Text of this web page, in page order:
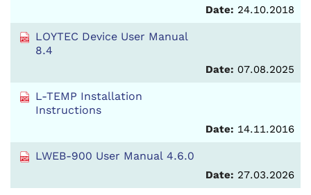
Date: 24.10.2018
LOYTEC Device User Manual
8.4
Date: 07.08.2025
L-TEMP Installation
Instructions
Date: 14.11.2016
LWEB-900 User Manual 4.6.0
Date: 27.03.2026